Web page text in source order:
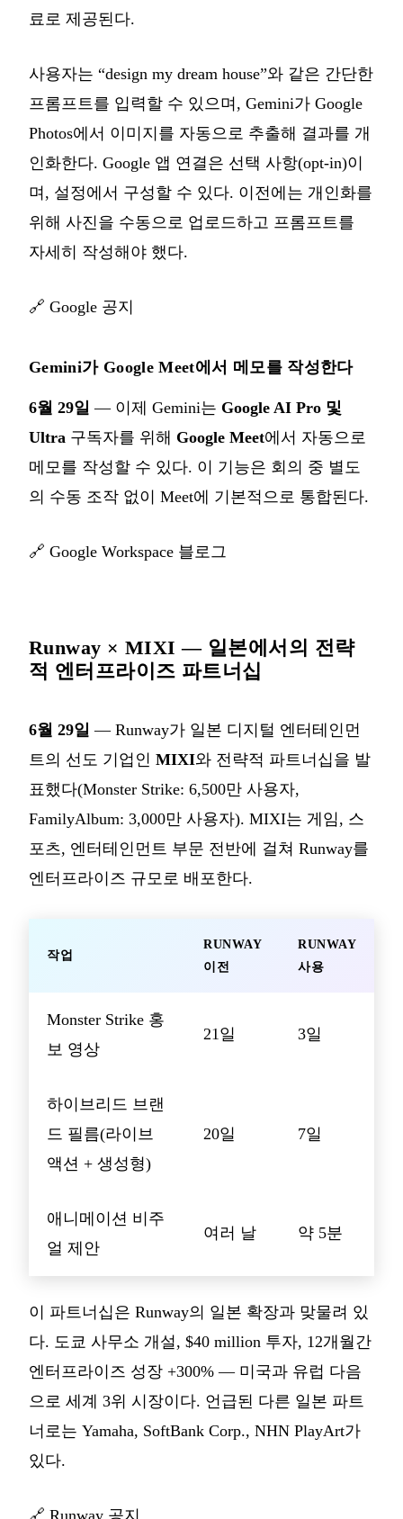
료로 제공된다.
사용자는 “design my dream house”와 같은 간단한
프롬프트를 입력할 수 있으며, Gemini가 Google
Photos에서 이미지를 자동으로 추출해 결과를 개
인화한다. Google 앱 연결은 선택 사항(opt-in)이
며, 설정에서 구성할 수 있다. 이전에는 개인화를
위해 사진을 수동으로 업로드하고 프롬프트를
자세히 작성해야 했다.
🔗 Google 공지
Gemini가 Google Meet에서 메모를 작성한다
6월 29일 — 이제 Gemini는 Google AI Pro 및
Ultra 구독자를 위해 Google Meet에서 자동으로
메모를 작성할 수 있다. 이 기능은 회의 중 별도
의 수동 조작 없이 Meet에 기본적으로 통합된다.
🔗 Google Workspace 블로그
Runway × MIXI — 일본에서의 전략
적 엔터프라이즈 파트너십
6월 29일 — Runway가 일본 디지털 엔터테인먼
트의 선도 기업인 MIXI와 전략적 파트너십을 발
표했다(Monster Strike: 6,500만 사용자,
FamilyAlbum: 3,000만 사용자). MIXI는 게임, 스
포츠, 엔터테인먼트 부문 전반에 걸쳐 Runway를
엔터프라이즈 규모로 배포한다.
작업
RUNWAY
이전
RUNWAY
사용
Monster Strike 홍
보 영상
21일 3일
하이브리드 브랜
드 필름(라이브
액션 + 생성형)
20일 7일
애니메이션 비주
얼 제안
여러 날 약 5분
이 파트너십은 Runway의 일본 확장과 맞물려 있
다. 도쿄 사무소 개설, $40 million 투자, 12개월간
엔터프라이즈 성장 +300% — 미국과 유럽 다음
으로 세계 3위 시장이다. 언급된 다른 일본 파트
너로는 Yamaha, SoftBank Corp., NHN PlayArt가
있다.